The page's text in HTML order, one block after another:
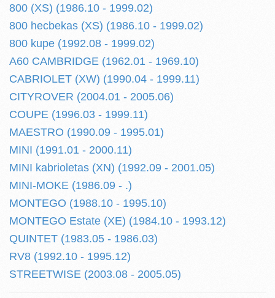
800 (XS) (1986.10 - 1999.02)
800 hecbekas (XS) (1986.10 - 1999.02)
800 kupe (1992.08 - 1999.02)
A60 CAMBRIDGE (1962.01 - 1969.10)
CABRIOLET (XW) (1990.04 - 1999.11)
CITYROVER (2004.01 - 2005.06)
COUPE (1996.03 - 1999.11)
MAESTRO (1990.09 - 1995.01)
MINI (1991.01 - 2000.11)
MINI kabrioletas (XN) (1992.09 - 2001.05)
MINI-MOKE (1986.09 - .)
MONTEGO (1988.10 - 1995.10)
MONTEGO Estate (XE) (1984.10 - 1993.12)
QUINTET (1983.05 - 1986.03)
RV8 (1992.10 - 1995.12)
STREETWISE (2003.08 - 2005.05)